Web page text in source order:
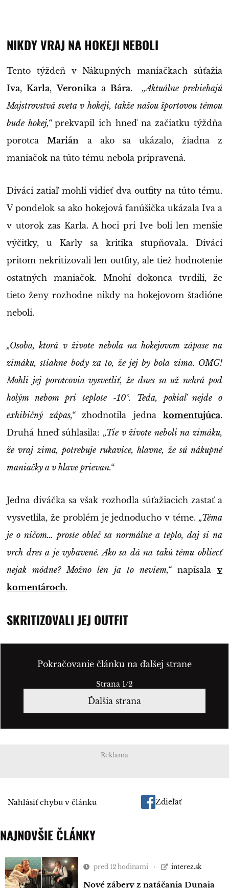
NIKDY VRAJ NA HOKEJI NEBOLI
Tento týždeň v Nákupných maniačkach súťažia
Iva,Karla,Veronika a Bára. „Aktuálne prebiehajú
Majstrovstvá sveta v hokeji, takže našou športovou témou
bude hokej,“prekvapil ich hneď na začiatku týždňa
porotcaMarián a ako sa ukázalo, žiadna z
maniačok na túto tému nebola pripravená.
Diváci zatiaľ mohli vidieť dva outfity na túto tému.
V pondelok sa ako hokejová fanúšička ukázala Iva a
v utorok zas Karla. A hoci pri Ive boli len menšie
výčitky, u Karly sa kritika stupňovala. Diváci
pritom nekritizovali len outfity, ale tiež hodnotenie
ostatných maniačok. Mnohí dokonca tvrdili, že
tieto ženy rozhodne nikdy na hokejovom štadióne
neboli.
„Osoba, ktorá v živote nebola na hokejovom zápase na
zimáku, stiahne body za to, že jej by bola zima. OMG!
Mohli jej porotcovia vysvetliť, že dnes sa už nehrá pod
holým nebom pri teplote -10°. Teda, pokiaľ nejde o
exhibičný zápas,“zhodnotila jedna komentujúca.
Druhá hneď súhlasila: „Tie v živote neboli na zimáku,
že vraj zima, potrebuje rukavice, hlavne, že sú nákupné
maniačky a v hlave prievan.“
Jedna diváčka sa však rozhodla súťažiacich zastať a
vysvetlila, že problém je jednoducho v téme. „Téma
je o ničom… proste obleč sa normálne a teplo, daj si na
vrch dres a je vybavené. Ako sa dá na takú tému obliecť
nejak módne? Možno len ja to neviem,“napísala v
komentároch.
SKRITIZOVALI JEJ OUTFIT
Pokračovanie článku na ďalšej strane
Strana 1/2
Ďalšia strana
Reklama
Nahlásiť chybu v článku Zdieľať
NAJNOVŠIE ČLÁNKY
pred 12 hodinami interez.sk
Nové zábery z natáčania Dunaja